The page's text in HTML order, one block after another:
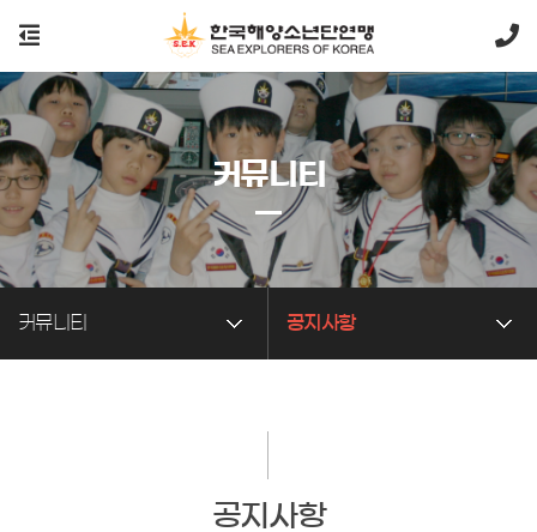
커뮤니티 공지사항
커뮤니티
공지사항